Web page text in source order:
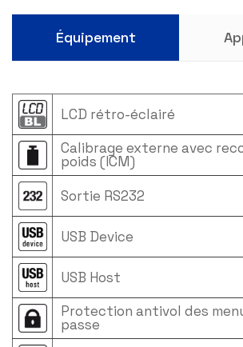
Équipement
LCD rétro-éclairé
Calibrage externe avec
poids (ICM)
Sortie RS232
USB Device
USB Host
Protection antivol des
passe